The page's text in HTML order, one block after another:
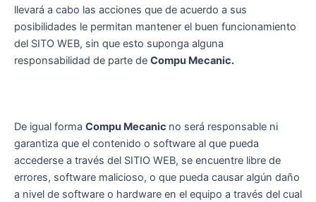
llevará a cabo las acciones que de acuerdo a sus
posibilidades le permitan mantener el buen funcionamiento
del SITO WEB, sin que esto suponga alguna
responsabilidad de parte de Compu Mecanic.
De igual forma Compu Mecanic no será responsable ni
garantiza que el contenido o software al que pueda
accederse a través del SITIO WEB, se encuentre libre de
errores, software malicioso, o que pueda causar algún daño
a nivel de software o hardware en el equipo a través del cual